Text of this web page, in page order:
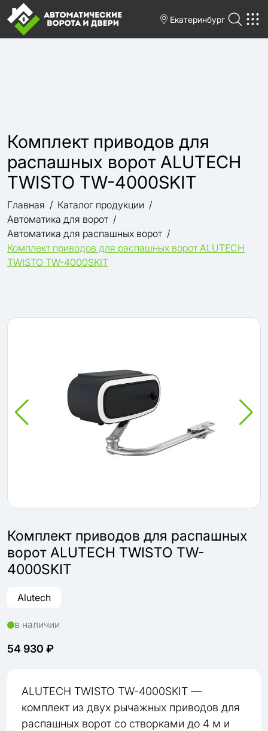
Екатеринбург
Комплект приводов для
распашных ворот ALUTECH
TWISTO TW-4000SKIT
Главная
Каталог продукции
Автоматика для ворот
Автоматика для распашных ворот
Комплект приводов для распашных ворот ALUTECH
TWISTO TW-4000SKIT
Комплект приводов для распашных
ворот ALUTECH TWISTO TW-
4000SKIT
Alutech
в наличии
54 930 ₽
ALUTECH TWISTO TW-4000SKIT —
комплект из двух рычажных приводов для
распашных ворот со створками до 4 м и